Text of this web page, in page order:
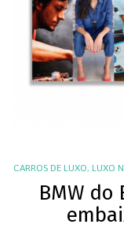
CARROS DE LUXO, LUXO
BMW do